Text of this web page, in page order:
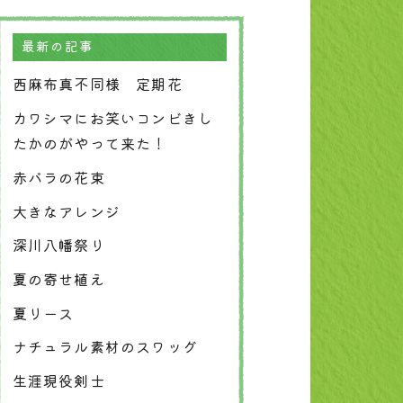
最新の記事
西麻布真不同様 定期花
カワシマにお笑いコンビきし
たかのがやって来た！
赤バラの花束
大きなアレンジ
深川八幡祭り
夏の寄せ植え
夏リース
ナチュラル素材のスワッグ
生涯現役剣士